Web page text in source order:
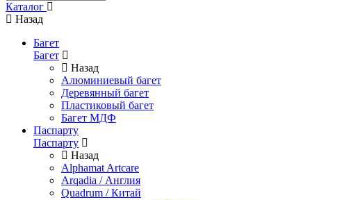
Каталог
Назад
Багет
Багет
Назад
Алюминиевый багет
Деревянный багет
Пластиковый багет
Багет МДФ
Паспарту
Паспарту
Назад
Alphamat Artcare
Arqadia / Англия
Quadrum / Китай